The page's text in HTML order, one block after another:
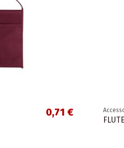
0,71 €